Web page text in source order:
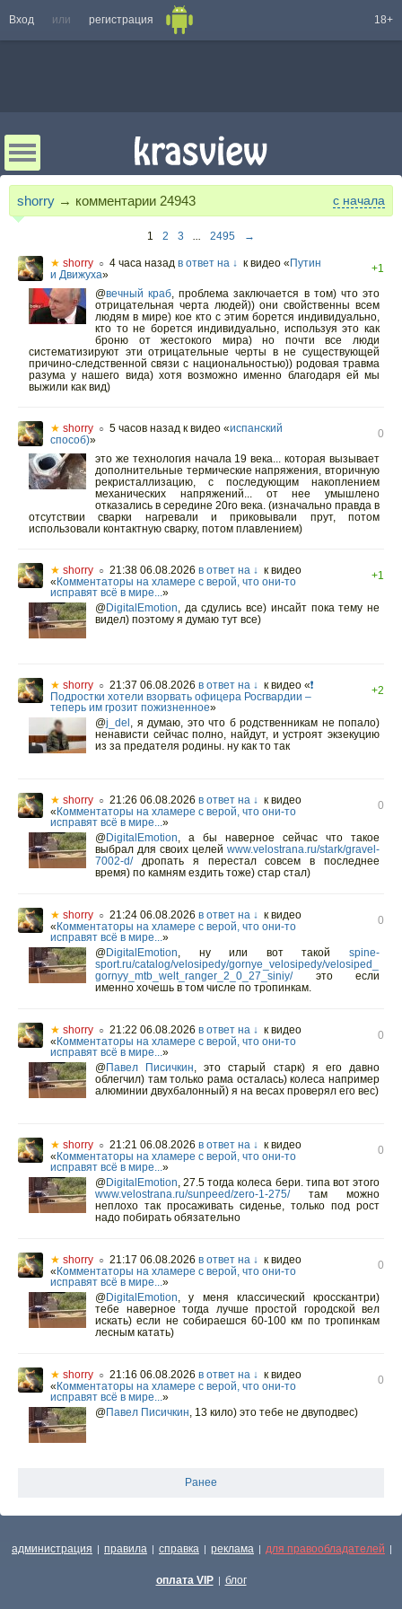
Вход или регистрация 18+
shorry → комментарии 24943 с начала
1 2 3 ... 2495 →
★ shorry ○ 4 часа назад в ответ на ↓ к видео « Путин
и Движуха»
+1
@вечный краб, проблема заключается в том) что это
отрицательная черта людей)) они свойственны всем
людям в мире) кое кто с этим борется индивидуально,
кто то не борется индивидуально, используя это как
броню от жестокого мира) но почти все люди
систематизируют эти отрицательные черты в не существующей
причино-следственной связи с национальностью)) родовая травма
разума у нашего вида) хотя возможно именно благодаря ей мы
выжили как вид)
★ shorry ○ 5 часов назад к видео «испанский
способ)»
0
это же технология начала 19 века... которая вызывает
дополнительные термические напряжения, вторичную
рекристаллизацию, с последующим накоплением
механических напряжений... от нее умышлено
отказались в середине 20го века. (изначально правда в
отсутствии сварки нагревали и приковывали прут, потом
использовали контактную сварку, потом плавлением)
★ shorry ○ 21:38 06.08.2026 в ответ на ↓ к видео
« Комментаторы на хламере с верой, что они-то
исправят всё в мире...»
+1
@DigitalEmotion, да сдулись все) инсайт пока тему не
видел) поэтому я думаю тут все)
★ shorry ○ 21:37 06.08.2026 в ответ на ↓ к видео «❗️
Подростки хотели взорвать офицера Росгвардии –
теперь им грозит пожизненное»
+2
@j_del , я думаю, это что б родственникам не попало)
ненависти сейчас полно, найдут, и устроят экзекуцию
из за предателя родины. ну как то так
★ shorry ○ 21:26 06.08.2026 в ответ на ↓ к видео
« Комментаторы на хламере с верой, что они-то
исправят всё в мире...»
0
@DigitalEmotion, а бы наверное сейчас что такое
выбрал для своих целей www.velostrana.ru/stark/gravel-
7002-d/дропать я перестал совсем в последнее
время) по камням ездить тоже) стар стал)
★ shorry ○ 21:24 06.08.2026 в ответ на ↓ к видео
« Комментаторы на хламере с верой, что они-то
исправят всё в мире...»
0
@DigitalEmotion, ну или вот такой spine-
sport.ru/catalog/velosipedy/gornye_velosipedy/velosiped_
gornyy_mtb_welt_ranger_2_0_27_siniy/это если
именно хочешь в том числе по тропинкам.
★ shorry ○ 21:22 06.08.2026 в ответ на ↓ к видео
« Комментаторы на хламере с верой, что они-то
исправят всё в мире...»
0
@Павел Писичкин, это старый старк) я его давно
облегчил) там только рама осталась) колеса например
алюминии двухбалонный) я на весах проверял его вес)
★ shorry ○ 21:21 06.08.2026 в ответ на ↓ к видео
« Комментаторы на хламере с верой, что они-то
исправят всё в мире...»
0
@DigitalEmotion, 27.5 тогда колеса бери. типа вот этого
www.velostrana.ru/sunpeed/zero-1-275/там можно
неплохо так просаживать сиденье, только под рост
надо побирать обязательно
★ shorry ○ 21:17 06.08.2026 в ответ на ↓ к видео
« Комментаторы на хламере с верой, что они-то
исправят всё в мире...»
0
@DigitalEmotion, у меня классический кросскантри)
тебе наверное тогда лучше простой городской вел
искать) если не собираешся 60-100 км по тропинкам
лесным катать)
★ shorry ○ 21:16 06.08.2026 в ответ на ↓ к видео
« Комментаторы на хламере с верой, что они-то
исправят всё в мире...»
0
@Павел Писичкин, 13 кило) это тебе не двуподвес)
Ранее
администрация | правила | справка | реклама | для правообладателей |
оплата VIP | блог